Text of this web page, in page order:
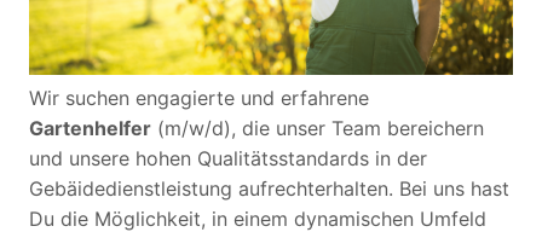
Wir suchen engagierte und erfahrene
Gartenhelfer (m/w/d), die unser Team bereichern
und unsere hohen Qualitätsstandards in der
Gebäidedienstleistung aufrechterhalten. Bei uns hast
Du die Möglichkeit, in einem dynamischen Umfeld